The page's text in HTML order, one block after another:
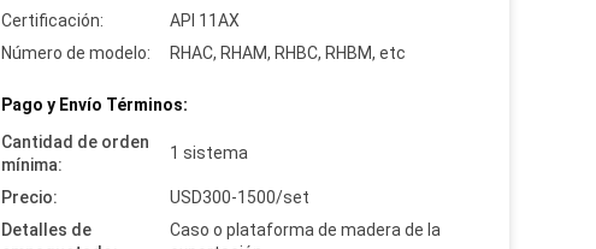
Certificación:
API 11AX
Número de modelo:
RHAC, RHAM, RHBC, RHBM, etc
Pago y Envío Términos:
Cantidad de orden
mínima:
1 sistema
Precio:
USD300-1500/set
Detalles de
Caso o plataforma de madera de la